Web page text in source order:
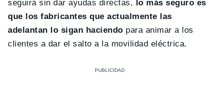
seguirá sin dar ayudas directas, lo más seguro es
que los fabricantes que actualmente las
adelantan lo sigan haciendo para animar a los
clientes a dar el salto a la movilidad eléctrica.